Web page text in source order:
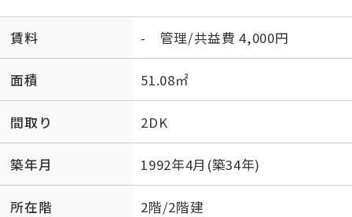
賃料 - 管理/共益費 4,000円
面積 51.08㎡
間取り 2DK
築年月 1992年4月(築34年)
所在階 2階/2階建